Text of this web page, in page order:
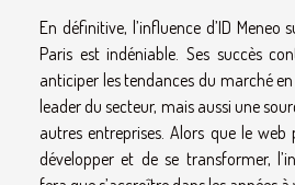
En définitive, l’influence d’ID
Paris est indéniable. Ses succès
anticiper les tendances du marché
leader du secteur, mais aussi une
autres entreprises. Alors que le
développer et de se transformer,